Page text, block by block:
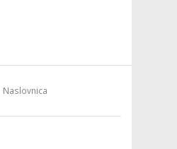
Naslovnica